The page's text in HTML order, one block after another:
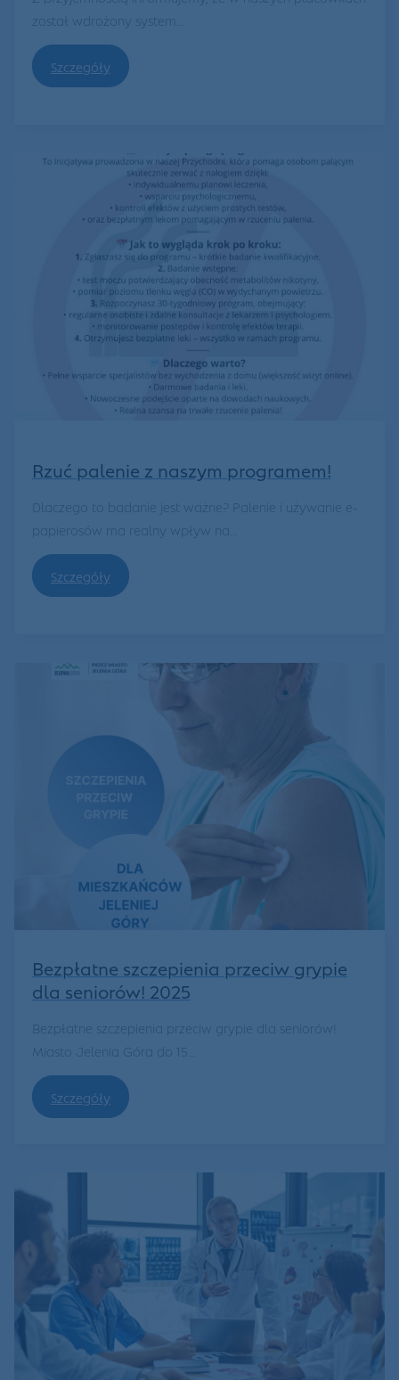
został wdrożony system...
Szczegóły
Rzuć palenie z naszym programem!
Dlaczego to badanie jest ważne? Palenie i używanie e-
papierosów ma realny wpływ na...
Szczegóły
Bezpłatne szczepienia przeciw grypie
dla seniorów! 2025
Bezpłatne szczepienia przeciw grypie dla seniorów!
Miasto Jelenia Góra do 15...
Szczegóły